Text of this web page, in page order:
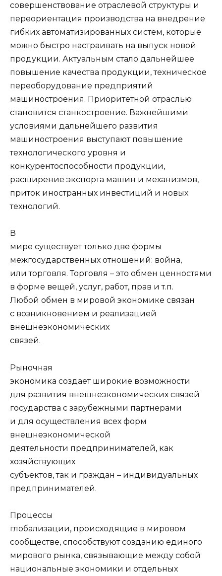
совершенствование отраслевой структуры и
переориентация производства на внедрение
гибких автоматизированных систем, которые
можно быстро настраивать на выпуск новой
продукции. Актуальным стало дальнейшее
повышение качества продукции, техническое
переоборудование предприятий
машиностроения. Приоритетной отраслью
становится станкостроение. Важнейшими
условиями дальнейшего развития
машиностроения выступают повышение
технологического уровня и
конкурентоспособности продукции,
расширение экспорта машин и механизмов,
приток иностранных инвестиций и новых
технологий.
В
мире существует только две формы
межгосударственных отношений: война,
или торговля. Торговля – это обмен ценностями
в форме вещей, услуг, работ, прав и т.п.
Любой обмен в мировой экономике связан
с возникновением и реализацией
внешнеэкономических
связей.
Рыночная
экономика создает широкие возможности
для развития внешнеэкономических связей
государства с зарубежными партнерами
и для осуществления всех форм
внешнеэкономической
деятельности предпринимателей, как
хозяйствующих
субъектов, так и граждан – индивидуальных
предпринимателей.
Процессы
глобализации, происходящие в мировом
сообществе, способствуют созданию единого
мирового рынка, связывающие между собой
национальные экономики и отдельных